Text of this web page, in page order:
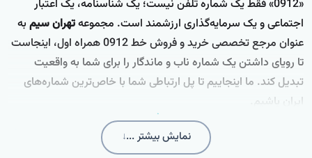
«0912» فقط یک شماره تلفن نیست؛ یک شناسنامه، یک اعتبار
اجتماعی و یک سرمایه‌گذاری ارزشمند است. مجموعهتهران سیم به
عنوان مرجع تخصصی خرید و فروش خط 0912 همراه اول، اینجاست
تا رویای داشتن یک شماره ناب و ماندگار را برای شما به واقعیت
تبدیل کند. ما اینجاییم تا پل ارتباطی شما با خاص‌ترین شماره‌های
ایران باشیم.
چرا خرید سیم‌کارت 0912 از تهران سیم؟
نمایش بیشتر ...↓